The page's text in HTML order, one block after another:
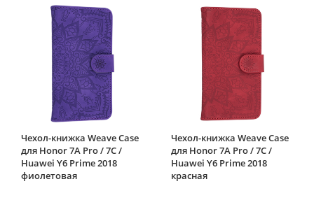
Чехол-книжка Weave Case
для Honor 7A Pro / 7C /
Huawei Y6 Prime 2018
фиолетовая
Чехол-книжка Weave Case
для Honor 7A Pro / 7C /
Huawei Y6 Prime 2018
красная